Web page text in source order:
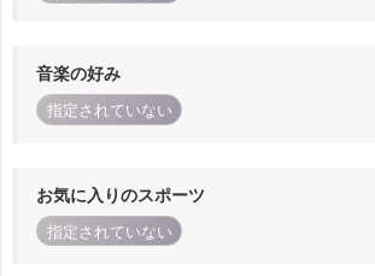
音楽の好み
指定されていない
お気に入りのスポーツ
指定されていない